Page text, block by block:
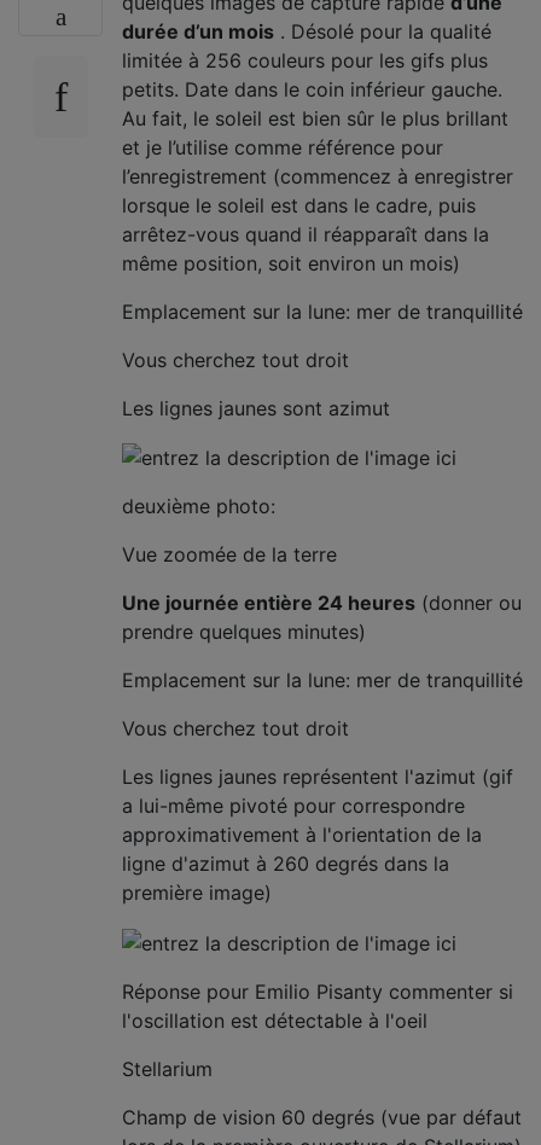
durée d’un mois . Désolé pour la qualité
limitée à 256 couleurs pour les gifs plus
petits. Date dans le coin inférieur gauche.
Au fait, le soleil est bien sûr le plus brillant
et je l’utilise comme référence pour
l’enregistrement (commencez à enregistrer
lorsque le soleil est dans le cadre, puis
arrêtez-vous quand il réapparaît dans la
même position, soit environ un mois)
Emplacement sur la lune: mer de tranquillité
Vous cherchez tout droit
Les lignes jaunes sont azimut
deuxième photo:
Vue zoomée de la terre
Une journée entière 24 heures (donner ou
prendre quelques minutes)
Emplacement sur la lune: mer de tranquillité
Vous cherchez tout droit
Les lignes jaunes représentent l'azimut (gif
a lui-même pivoté pour correspondre
approximativement à l'orientation de la
ligne d'azimut à 260 degrés dans la
première image)
Réponse pour Emilio Pisanty commenter si
l'oscillation est détectable à l'oeil
Stellarium
Champ de vision 60 degrés (vue par défaut